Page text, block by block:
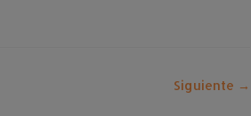
Siguiente →